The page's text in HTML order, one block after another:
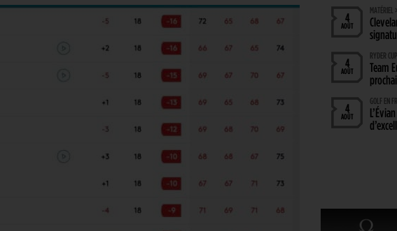
4
AOÛT
MATÉRIEL
4
AOÛT
RYDER
Team
4
AOÛT
GOLF EN
s’en